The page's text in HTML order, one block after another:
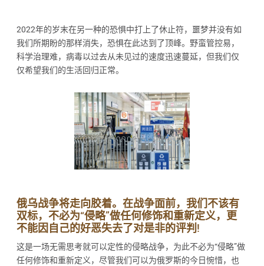
2022年的岁末在另一种的恐惧中打上了休止符，噩梦并没有如
我们所期盼的那样消失，恐惧在此达到了顶峰。野蛮管控易，
科学治理难，病毒以过去从未见过的速度迅速蔓延，但我们仅
仅希望我们的生活回归正常。
俄乌战争将走向胶着。在战争面前，我们不该有
双标，不必为“侵略”做任何修饰和重新定义，更
不能因自己的好恶失去了对是非的评判!
这是一场无需思考就可以定性的侵略战争，为此不必为“侵略”做
任何修饰和重新定义，尽管我们可以为俄罗斯的今日惋惜，也